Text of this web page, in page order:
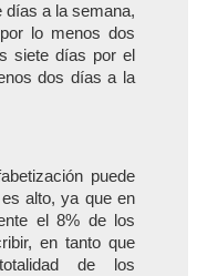
días a la semana,
lo menos dos
siete días por el
dos días a la
puede
alto, ya que en
el 8% de los
en tanto que
de los